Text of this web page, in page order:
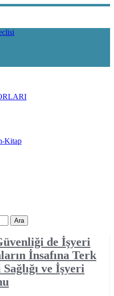
Kitap
Ara
de İşyeri
İnsafına Terk
ve İşyeri